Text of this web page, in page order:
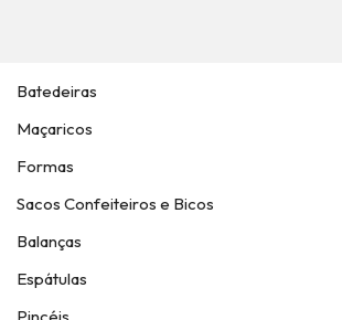
Batedeiras
Maçaricos
Formas
Sacos Confeiteiros e Bicos
Balanças
Espátulas